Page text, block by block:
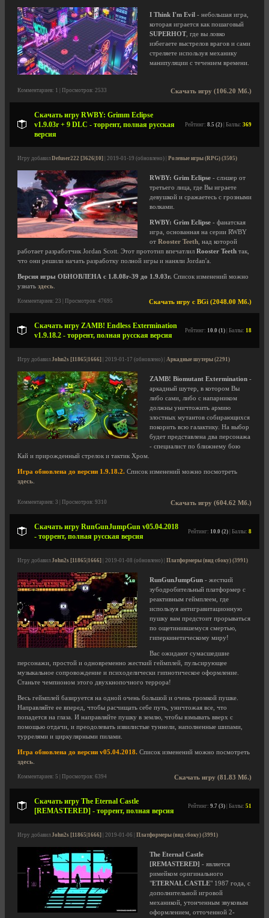
I Think I'm Evil - небольшая игра,
которая играется как пошаговый
SUPERHOT, где вы ловко
избегаете выстрелов врагов и сами
стреляете используя механику
манипуляции с течением времени.
Скачать игру (106.20 Мб.)
Комментариев: 1 | Просмотров: 2533
Скачать игру RWBY: Grimm Eclipse
v1.9.03r + 9 DLC - торрент, полная русская
версия
Рейтинг: 8.5 (2) | Баллы: 369
Игру добавил Defuser222 [3626|10] | 2019-01-19 (обновлено) | Ролевые игры (RPG) (3505)
RWBY: Grim Eclipse - слэшер от
третьего лица, где Вы играете
девушкой и сражаетесь с грозными
волками.
RWBY: Grim Eclipse - фанатская
игра, основанная на серии RWBY
от Rooster Teeth , над которой
работает разработчик Jordan Scott. Этот прототип впечатлил Rooster Teeth так,
что они решили начать разработку полной игры и наняли Jordan'а.
Версия игры ОБНОВЛЕНА с 1.8.08r-39 до 1.9.03r. Список изменений можно
узнать здесь
Скачать игру с BGi (2048.00 Мб.)
Комментариев: 23 | Просмотров: 47695
Скачать игру ZAMB! Endless Extermination
v1.9.18.2 - торрент, полная русская версия
Рейтинг: 10.0 (1) | Баллы: 18
Игру добавил John2s [11865|1666] | 2019-01-17 (обновлено) | Аркадные шутеры (2291)
ZAMB! Biomutant Extermination -
аркадный шутер, в котором Вы
либо сами, либо с напарником
должны уничтожить армию
злостных мутантов собирающихся
покорить всю галактику. На выбор
будет представлена два персонажа
- специалист по ближнему бою
Кай и прирожденный стрелок и тактик Хром.
Игра обновлена до версии 1.9.18.2. Список изменений можно посмотреть
здесь
Скачать игру (604.62 Мб.)
Комментариев: 3 | Просмотров: 9310
Скачать игру RunGunJumpGun v05.04.2018
- торрент, полная русская версия
Рейтинг: 10.0 (2) | Баллы: 8
Игру добавил John2s [11865|1666] | 2019-01-08 (обновлено) | Платформеры (вид сбоку) (3991)
RunGunJumpGun - жесткий
зубодробительный платформер с
реактивным геймплеем, где
используя антигравитационную
пушку вам предстоит прорываться
по ощетинившемуся смертью,
гиперкинетическому миру!
Вас ожидают сумасшедшие
персонажи, простой и одновременно жесткий геймплей, пульсирующее
музыкальное сопровождение и психоделически гипнотическое оформление.
Станьте чемпионом этого двухкнопочного террора!
Весь геймплей базируется на одной очень большой и очень громкой пушке.
Направляйте ее вперед, чтобы расчищать себе путь, уничтожая все, что
попадется на глаза. И направляйте пушку в землю, чтобы взмывать вверх с
помощью отдачи, и преодолевать извилистые туннели, наполненные шипами,
туррелями и циркулярными пилами.
Игра обновлена до версии v05.04.2018. Список изменений можно посмотреть
здесь
Скачать игру (81.83 Мб.)
Комментариев: 5 | Просмотров: 6394
Скачать игру The Eternal Castle
[REMASTERED] - торрент, полная версия
Рейтинг: 9.7 (3) | Баллы: 51
Игру добавил John2s [11865|1666] | 2019-01-06 | Платформеры (вид сбоку) (3991)
The Eternal Castle
[REMASTERED] - является
римейком оригинального
"ETERNAL CASTLE" 1987 года, с
дополнительной игровой
механикой, утонченным звуковым
оформлением, отточенной 2-